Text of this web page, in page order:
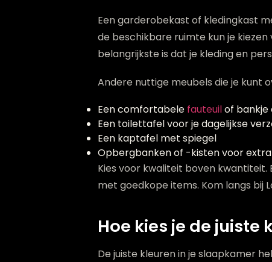
Een garderobekast of kledingkast
de beschikbare ruimte kun je
belangrijkste is dat je kleding en
Andere nuttige meubels die je kunt
Een comfortabele fauteuilof bankje
Een toilettafel voor je dagelijkse
Een kaptafel met spiegel
Opbergbanken of -kisten voor
Kies voor kwaliteit boven
met goedkope items. Kom langs bij
Hoe kies je de
De juiste kleuren in je slaapkamer